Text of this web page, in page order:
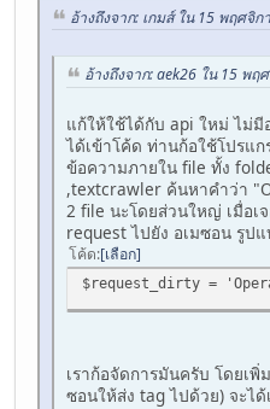
อ้างถึงจาก: เกมส์ ใน 15 พฤศจิ
อ้างถึงจาก: aek26 ใน 15 พฤ
แก้ให้ใช้ได้กับ api ใหม่ ไม่มี
ได้เข้าโค้ด ท่านก้อใช้โปรแ
ข้อความภายใน file ทั้ง
,textcrawler ค้นหาคำว่า
2 file นะโดยส่วนใหญ่ เมื่อเ
request ไปยัง อเมซอน รูป
โค้ด เลือก
$request_dirty =
เราก้อจัดการมันครับ โดยเ
ซอนให้ส่ง tag ไปด้วย) จะไ